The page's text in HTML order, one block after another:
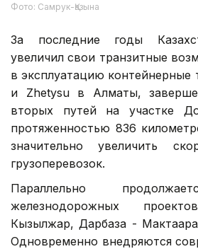
Фото: Самрук-Қазына
За последние годы
увеличил свои транзитные
в эксплуатацию контейнерные
и Zhetysu в Алматы,
вторых путей на участке
протяженностью 836
значительно увеличить
грузоперевозок.
Параллельно
железнодорожных
Кызылжар, Дарбаза -
Одновременно внедряются